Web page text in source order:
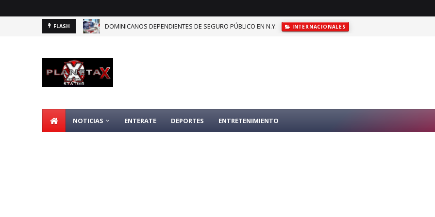
FLASH DOMINICANOS DEPENDIENTES DE SEGURO PÚBLICO EN N.Y. INTERNACIONALES
NOTICIAS ENTERATE DEPORTES ENTRETENIMIENTO